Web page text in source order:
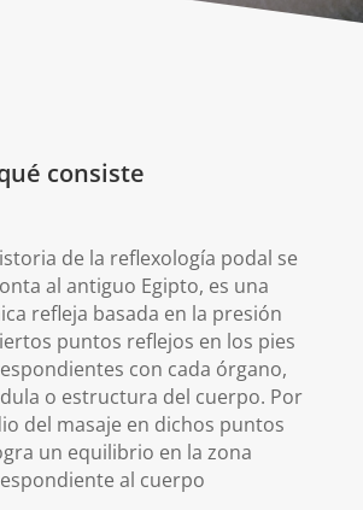
consiste
de la reflexología podal se
al antiguo Egipto, es una
refleja basada en la presión
puntos reflejos en los pies
con cada órgano,
o estructura del cuerpo. Por
del masaje en dichos puntos
un equilibrio en la zona
al cuerpo